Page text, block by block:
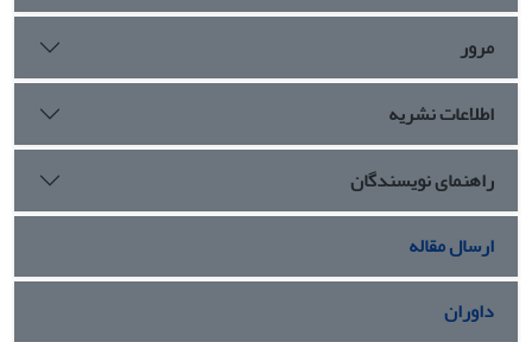
مرور
اطلاعات نشریه
راهنمای نویسندگان
ارسال مقاله
داوران